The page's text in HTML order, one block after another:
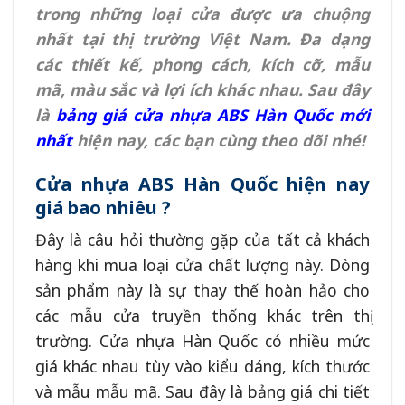
trong những loại cửa được ưa chuộng
nhất tại thị trường Việt Nam. Đa dạng
các thiết kế, phong cách, kích cỡ, mẫu
mã, màu sắc và lợi ích khác nhau. Sau đây
là bảng giá cửa nhựa ABS Hàn Quốc mới
nhấthiện nay, các bạn cùng theo dõi nhé!
Cửa nhựa ABS Hàn Quốc hiện nay
giá bao nhiêu ?
Đây là câu hỏi thường gặp của tất cả khách
hàng khi mua loại cửa chất lượng này. Dòng
sản phẩm này là sự thay thế hoàn hảo cho
các mẫu cửa truyền thống khác trên thị
trường. Cửa nhựa Hàn Quốc có nhiều mức
giá khác nhau tùy vào kiểu dáng, kích thước
và mẫu mẫu mã. Sau đây là bảng giá chi tiết